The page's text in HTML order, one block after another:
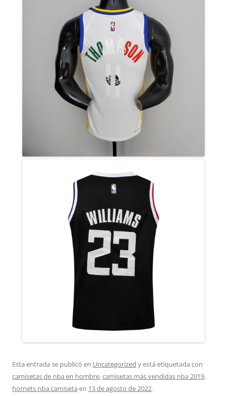
Esta entrada se publicó en Uncategorized y está etiquetada con
camisetas de nba en hombre,camisetas más vendidas nba 2019,
hornets nba camiseta en 13 de agosto de 2022.